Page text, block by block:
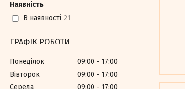
Наявність
В наявності 21
ГРАФІК РОБОТИ
Понеділок 09:00
17:00
Вівторок
09:00
17:00
Середа
09:00
17:00